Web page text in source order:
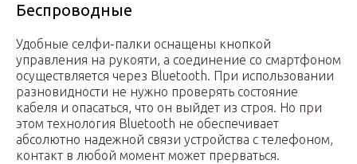
Беспроводные
Удобные селфи-палки оснащены кнопкой
управления на рукояти, а соединение со смартфоном
осуществляется через Bluetooth. При использовании
разновидности не нужно проверять состояние
кабеля и опасаться, что он выйдет из строя. Но при
этом технология Bluetooth не обеспечивает
абсолютно надежной связи устройства с телефоном,
контакт в любой момент может прерваться.